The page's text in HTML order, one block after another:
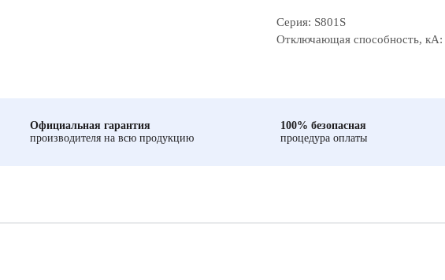
Серия: S801S
Отключающая способность, кА:
Официальная гарантия
производителя на всю продукцию
100% безопасная
процедура оплаты